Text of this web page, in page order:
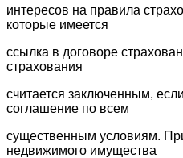
интересов на правила
которые имеется
ссылка в договоре
страхования
считается заключенным,
соглашение по всем
существенным условиям.
недвижимого имущества